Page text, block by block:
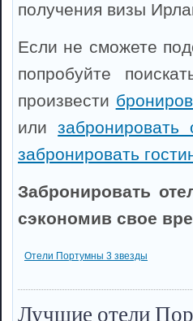
получения визы
Если не сможете
попробуйте
произвести
или
забронировать
Забронировать
сэкономив свое
Отели Портумны 3 звезды
Лучшие отели